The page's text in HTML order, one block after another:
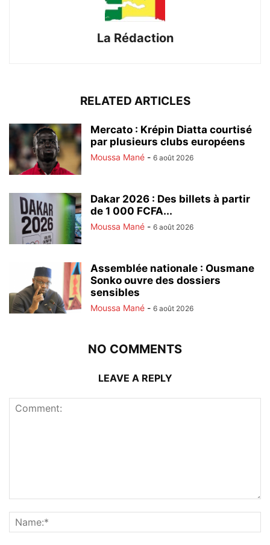
La Rédaction
RELATED ARTICLES
Mercato : Krépin Diatta courtisé
par plusieurs clubs européens
Moussa Mané - 6 août 2026
Dakar 2026 : Des billets à partir
de 1 000 FCFA...
Moussa Mané - 6 août 2026
Assemblée nationale : Ousmane
Sonko ouvre des dossiers
sensibles
Moussa Mané - 6 août 2026
NO COMMENTS
LEAVE A REPLY